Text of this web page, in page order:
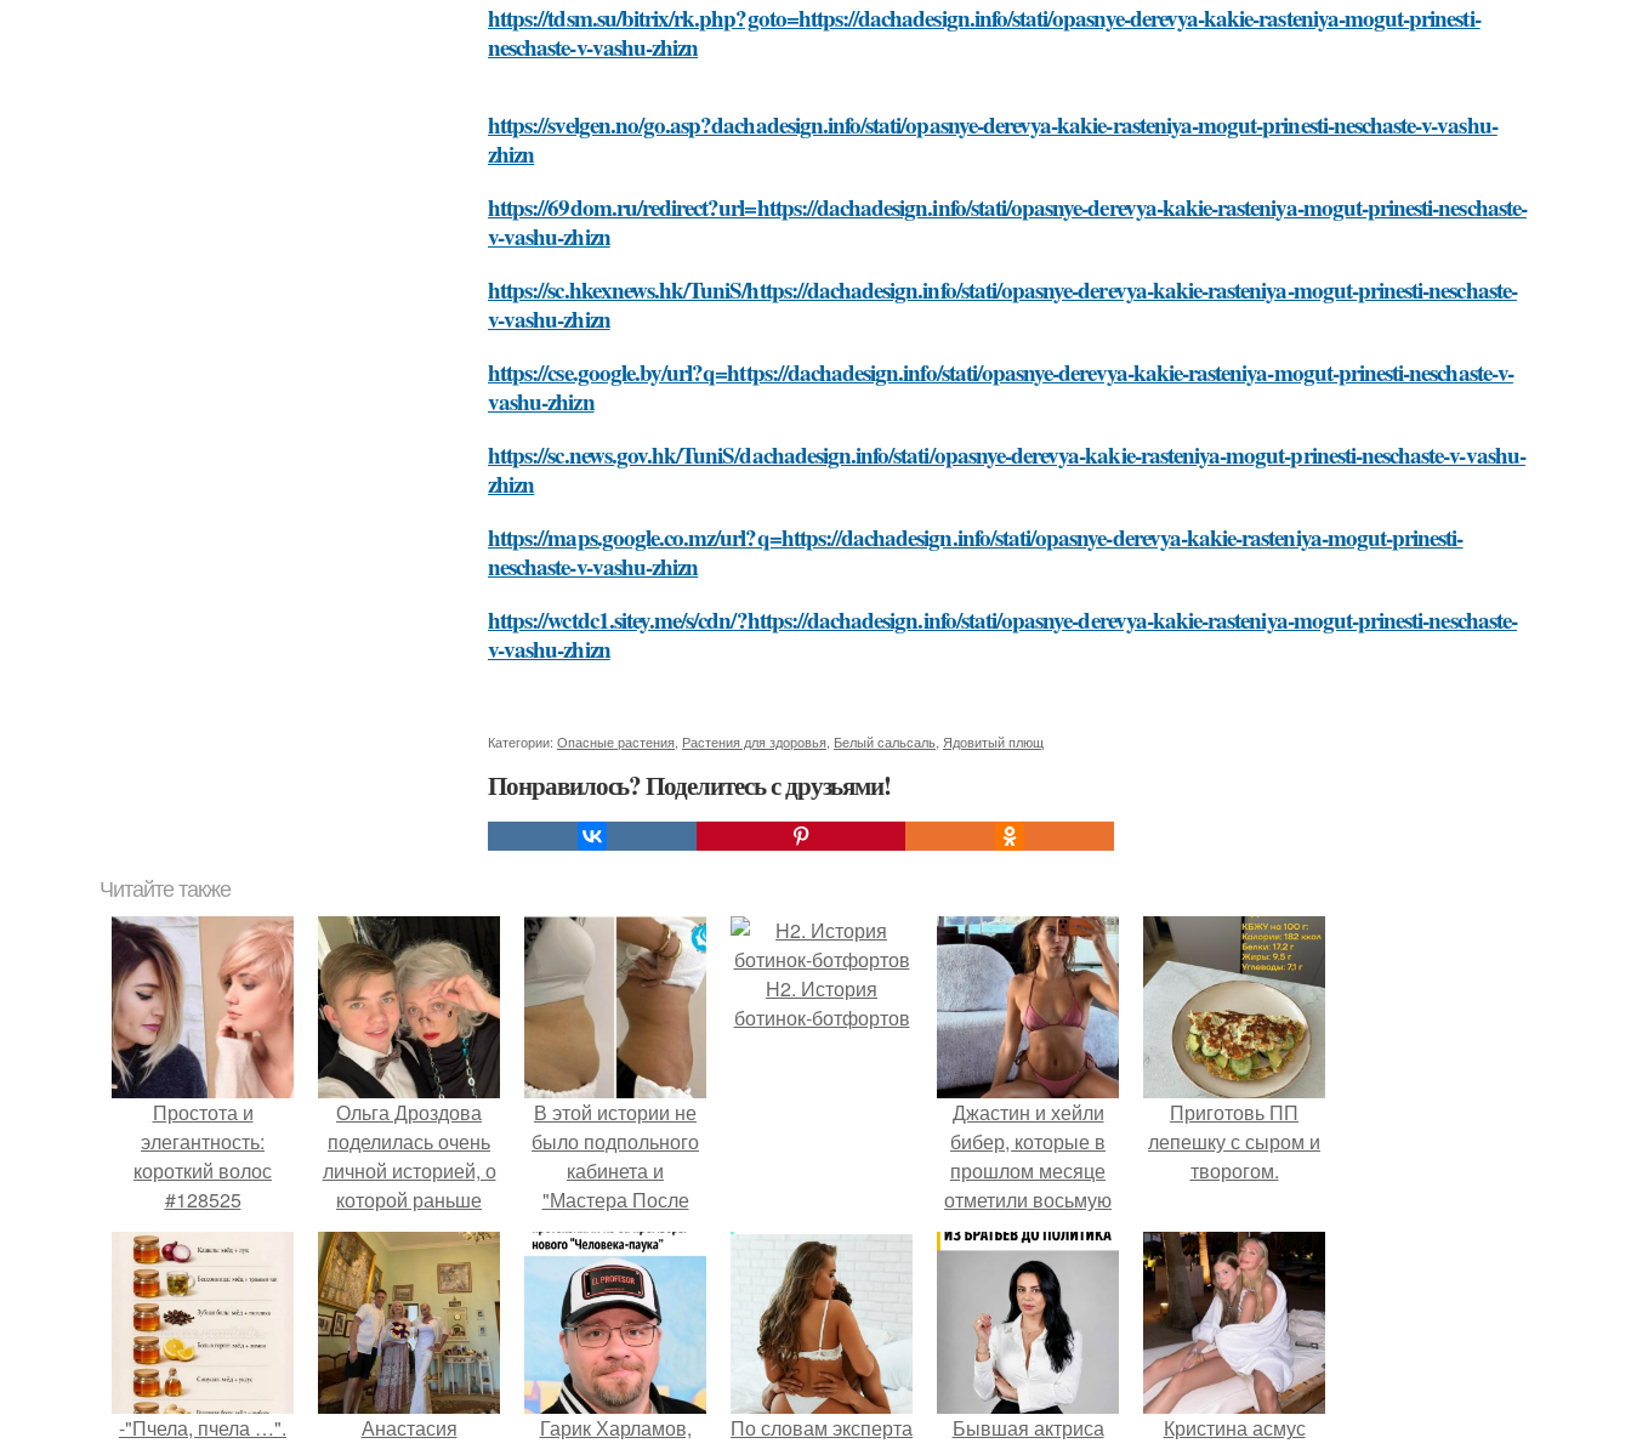
https://tdsm.su/bitrix/rk.php?goto=https://dachadesign.info/stati/opasnye-derevya-kakie-rasteniya-mogut-prinesti-
neschaste-v-vashu-zhizn
https://svelgen.no/go.asp?dachadesign.info/stati/opasnye-derevya-kakie-rasteniya-mogut-prinesti-neschaste-v-vashu-
zhizn
https://69dom.ru/redirect?url=https://dachadesign.info/stati/opasnye-derevya-kakie-rasteniya-mogut-prinesti-neschaste-
v-vashu-zhizn
https://sc.hkexnews.hk/TuniS/https://dachadesign.info/stati/opasnye-derevya-kakie-rasteniya-mogut-prinesti-neschaste-
v-vashu-zhizn
https://cse.google.by/url?q=https://dachadesign.info/stati/opasnye-derevya-kakie-rasteniya-mogut-prinesti-neschaste-v-
vashu-zhizn
https://sc.news.gov.hk/TuniS/dachadesign.info/stati/opasnye-derevya-kakie-rasteniya-mogut-prinesti-neschaste-v-vashu-
zhizn
https://maps.google.co.mz/url?q=https://dachadesign.info/stati/opasnye-derevya-kakie-rasteniya-mogut-prinesti-
neschaste-v-vashu-zhizn
https://wctdc1.sitey.me/s/cdn/?https://dachadesign.info/stati/opasnye-derevya-kakie-rasteniya-mogut-prinesti-neschaste-
v-vashu-zhizn
Категории: Опасные растения Растения для здоровья Белый сальсаль Ядовитый плющ
Понравилось? Поделитесь с друзьями!
Читайте также
Простота и
элегантность:
короткий волос
#128525
Ольга Дроздова
поделилась очень
личной историей, о
которой раньше
почти не говорила.
В этой истории не
было подпольного
кабинета и
"Мастера После
Двухнедельных
Курсов".
H2. История
ботинок-ботфортов
Джастин и хейли
бибер, которые в
прошлом месяце
отметили восьмую
годовщину
помолвки, показали
новые фото с
совместного
отдыха.
Приготовь ПП
лепешку с сыром и
творогом.
-"Пчела, пчела …".
Анастасия
Гарик Харламов,
По словам эксперта
Бывшая актриса
Кристина асмус